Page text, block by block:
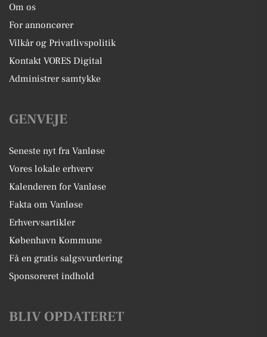
Om os
For annoncører
Vilkår og Privatlivspolitik
Kontakt VORES Digital
Administrer samtykke
GENVEJE
Seneste nyt fra Vanløse
Vores lokale erhverv
Kalenderen for Vanløse
Fakta om Vanløse
Erhvervsartikler
København Kommune
Få en gratis salgsvurdering
Sponsoreret indhold
BLIV OPDATERET